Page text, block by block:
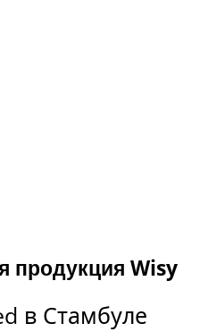
продукция Wisy
в Стамбуле